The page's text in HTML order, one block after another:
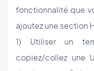
fonctionnalité que
ajoutez une section
1) Utiliser un
copiez/collez une